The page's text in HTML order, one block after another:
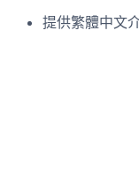
提供繁體中文